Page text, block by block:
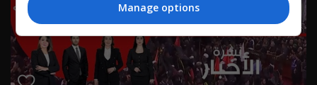
Manage options